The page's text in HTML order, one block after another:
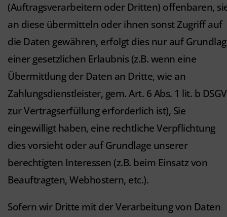
(Auftragsverarbeitern oder Dritten) offenbaren,
an diese übermitteln oder ihnen sonst Zugriff auf
die Daten gewähren, erfolgt dies nur auf
einer gesetzlichen Erlaubnis (z.B. wenn eine
Übermittlung der Daten an Dritte, wie an
Zahlungsdienstleister, gem. Art. 6 Abs. 1 lit. b
zur Vertragserfüllung erforderlich ist), Sie
eingewilligt haben, eine rechtliche Verpflichtung
dies vorsieht oder auf Grundlage unserer
berechtigten Interessen (z.B. beim Einsatz von
Beauftragten, Webhostern, etc.).
Sofern wir Dritte mit der Verarbeitung von Daten